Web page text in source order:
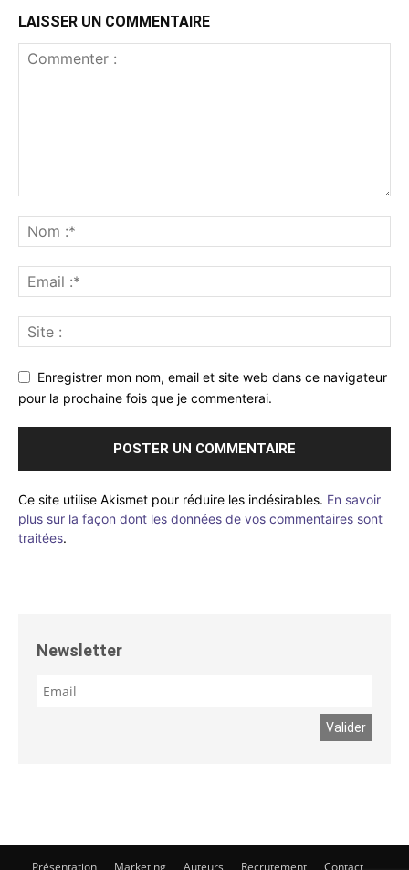
LAISSER UN COMMENTAIRE
Enregistrer mon nom, email et site web dans ce navigateur
pour la prochaine fois que je commenterai.
Ce site utilise Akismet pour réduire les indésirables. En savoir
plus sur la façon dont les données de vos commentaires sont
traitées.
Newsletter
Présentation Marketing Auteurs Recrutement Contact